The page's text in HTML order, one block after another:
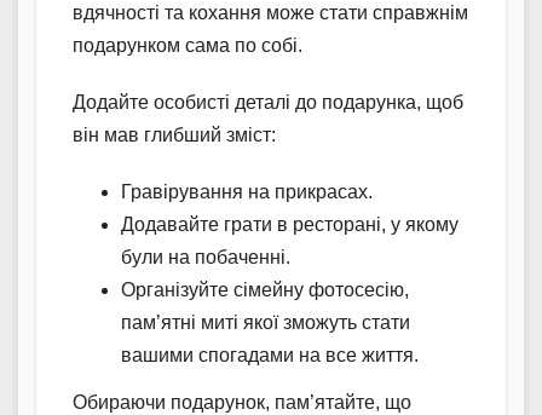
вдячності та кохання може стати справжнім
подарунком сама по собі.
Додайте особисті деталі до подарунка, щоб
він мав глибший зміст:
Гравірування на прикрасах.
Додавайте грати в ресторані, у якому
були на побаченні.
Організуйте сімейну фотосесію,
пам’ятні миті якої зможуть стати
вашими спогадами на все життя.
Обираючи подарунок, пам’ятайте, що